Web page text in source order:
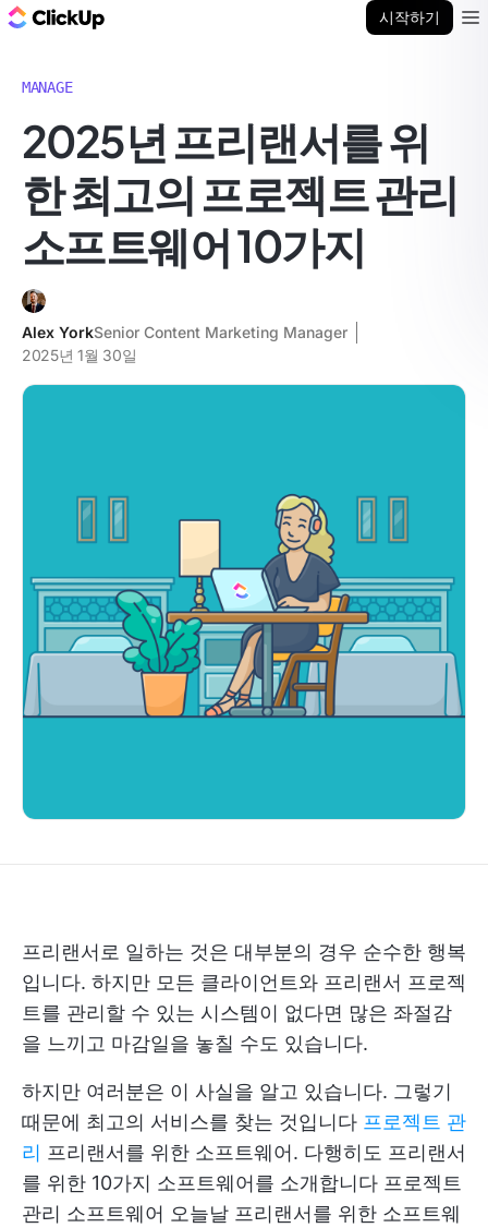
시작하기
MANAGE
2025년 프리랜서를 위
한 최고의 프로젝트 관리
소프트웨어 10가지
Alex YorkSenior Content Marketing Manager
2025년 1월 30일
프리랜서로 일하는 것은 대부분의 경우 순수한 행복
입니다. 하지만 모든 클라이언트와 프리랜서 프로젝
트를 관리할 수 있는 시스템이 없다면 많은 좌절감
을 느끼고 마감일을 놓칠 수도 있습니다.
하지만 여러분은 이 사실을 알고 있습니다. 그렇기
때문에 최고의 서비스를 찾는 것입니다 프로젝트 관
리 프리랜서를 위한 소프트웨어. 다행히도 프리랜서
를 위한 10가지 소프트웨어를 소개합니다 프로젝트
관리 소프트웨어 오늘날 프리랜서를 위한 소프트웨